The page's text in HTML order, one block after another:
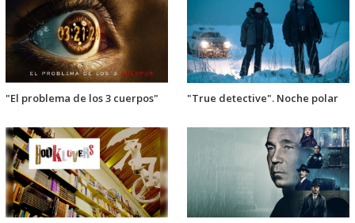
"El problema de los 3 cuerpos" "True detective". Noche polar